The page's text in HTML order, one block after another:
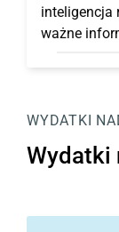
inteligencja
ważne
WYDATKI
Wydatki